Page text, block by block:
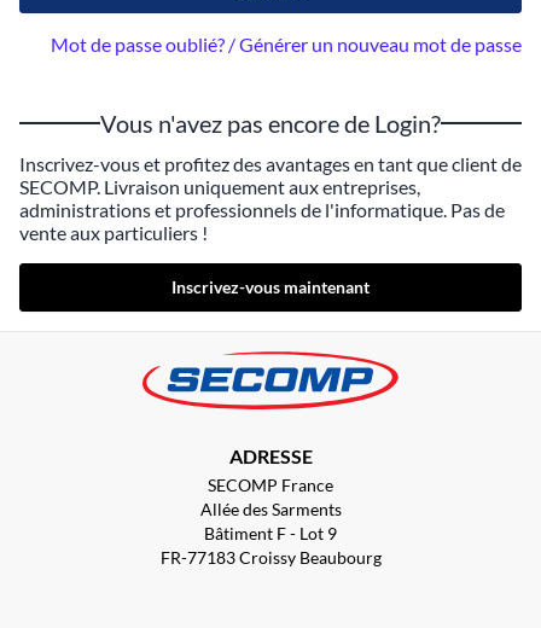
Mot de passe oublié? / Générer un nouveau mot de passe
Vous n'avez pas encore de Login?
Inscrivez-vous et profitez des avantages en tant que client de
SECOMP. Livraison uniquement aux entreprises,
administrations et professionnels de l'informatique. Pas de
vente aux particuliers !
Inscrivez-vous maintenant
ADRESSE
SECOMP France
Allée des Sarments
Bâtiment F - Lot 9
FR-77183 Croissy Beaubourg